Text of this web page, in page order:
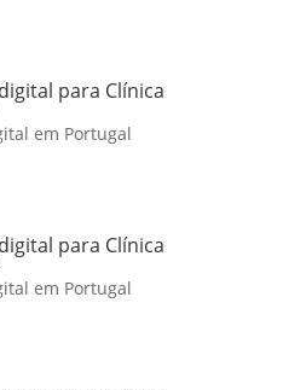
para Clínica
em Portugal
para Clínica
em Portugal